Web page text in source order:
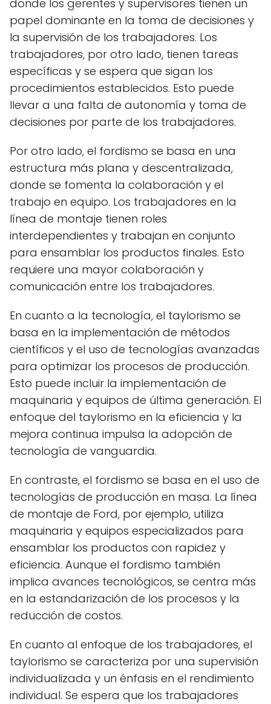
donde los gerentes y supervisores tienen un
papel dominante en la toma de decisiones y
la supervisión de los trabajadores. Los
trabajadores, por otro lado, tienen tareas
específicas y se espera que sigan los
procedimientos establecidos. Esto puede
llevar a una falta de autonomía y toma de
decisiones por parte de los trabajadores.
Por otro lado, el fordismo se basa en una
estructura más plana y descentralizada,
donde se fomenta la colaboración y el
trabajo en equipo. Los trabajadores en la
línea de montaje tienen roles
interdependientes y trabajan en conjunto
para ensamblar los productos finales. Esto
requiere una mayor colaboración y
comunicación entre los trabajadores.
En cuanto a la tecnología, el taylorismo se
basa en la implementación de métodos
científicos y el uso de tecnologías avanzadas
para optimizar los procesos de producción.
Esto puede incluir la implementación de
maquinaria y equipos de última generación. El
enfoque del taylorismo en la eficiencia y la
mejora continua impulsa la adopción de
tecnología de vanguardia.
En contraste, el fordismo se basa en el uso de
tecnologías de producción en masa. La línea
de montaje de Ford, por ejemplo, utiliza
maquinaria y equipos especializados para
ensamblar los productos con rapidez y
eficiencia. Aunque el fordismo también
implica avances tecnológicos, se centra más
en la estandarización de los procesos y la
reducción de costos.
En cuanto al enfoque de los trabajadores, el
taylorismo se caracteriza por una supervisión
individualizada y un énfasis en el rendimiento
individual. Se espera que los trabajadores